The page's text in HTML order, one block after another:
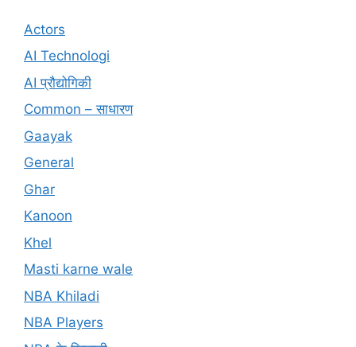
Actors
AI Technologi
AI प्रौद्योगिकी
Common – साधारण
Gaayak
General
Ghar
Kanoon
Khel
Masti karne wale
NBA Khiladi
NBA Players